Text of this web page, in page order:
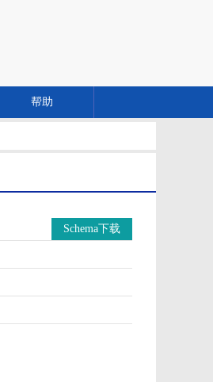
帮助
Schema下载